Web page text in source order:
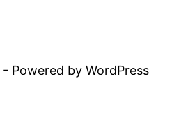
- Powered by WordPress